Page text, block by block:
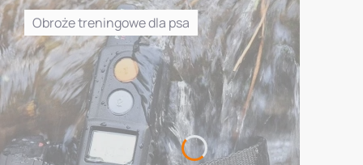
Obroże treningowe dla psa